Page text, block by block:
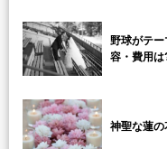
野球がテ
容・費用は
神聖な蓮の